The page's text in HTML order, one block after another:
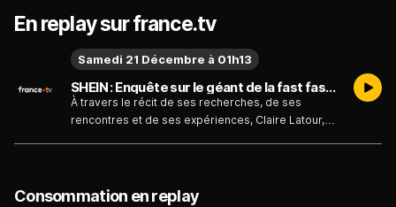
En replay sur france.tv
SHEIN : Enquête sur le géant de la fast fashion - Le documentaire - Émission du samedi 21 décembre 2024
À travers le récit de ses recherches, de ses
rencontres et de ses expériences, Claire Latour,
techniques de vente, greenwashing ou encore les
Samedi 21 Décembre à 01h13
Consommation en replay